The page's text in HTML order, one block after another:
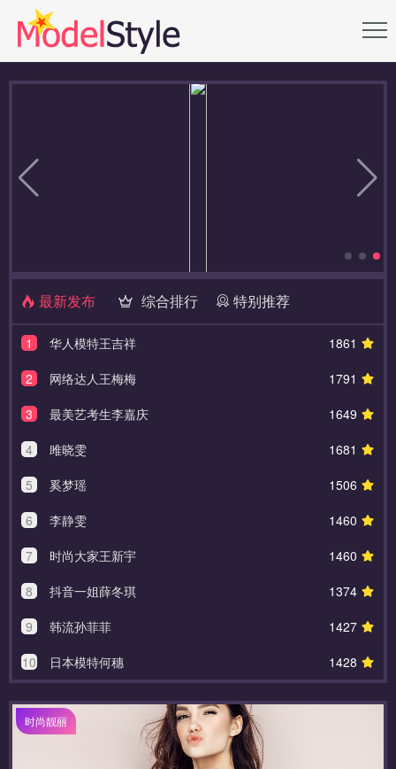
最新发布 综合排行 特别推荐
1861
1
华人模特王吉祥
1791
2
网络达人王梅梅
1649
3
最美艺考生李嘉庆
1681
4
雎晓雯
1506
5
奚梦瑶
1460
6
李静雯
1460
7
时尚大家王新宇
1374
8
抖音一姐薛冬琪
1427
9
韩流孙菲菲
1428
10 日本模特何穗
时尚靓丽